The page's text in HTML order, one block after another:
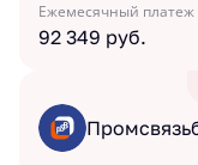
Ежемесячный платеж
92 349 руб.